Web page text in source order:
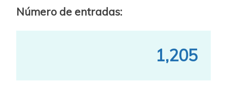
Número de entradas:
1,205